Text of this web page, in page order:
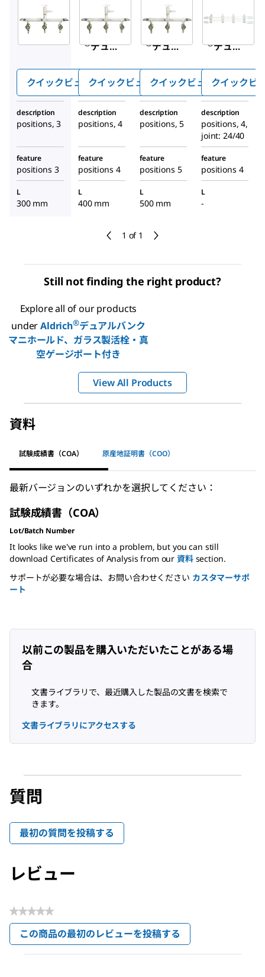
1 of 1
Aldrich
Z202673
Aldrich
®デュア
ホール
ド、ガ
ラス製
活栓・
真空ゲ
ージポ
ート付
クイックビュー
Aldrich
Z174432
Aldrich
®デュア
ホール
ド、ガ
ラス製
活栓・
真空ゲ
ージポ
ート付
クイックビュー
Z243566
®デュア
ホール
ド、ガ
ラス製
活栓・
真空ゲ
ージポ
ート付
クイックビュークイックビ
description
positions, 3
description
positions, 4
description
positions, 5
description
positions, 4,
joint: 24/40
feature
positions 3
feature
positions 4
feature
positions 5
feature
positions 4
L
300 mm
L
400 mm
L
500 mm
L
-
Still not finding the right product?
Explore all of our products
underAldrich®デュアルバンク
マニホールド、ガラス製活栓・真
空ゲージポート付き
View All Products
資料
試験成績書（COA） 原産地証明書（COO）
最新バージョンのいずれかを選択してください：
試験成績書（COA）
Lot/Batch Number
It looks like we've run into a problem, but you can still
download Certificates of Analysis from our 資料section.
サポートが必要な場合は、お問い合わせください カスタマーサポ
ート
以前この製品を購入いただいたことがある場
合
文書ライブラリで、最近購入した製品の文書を検索で
きます。
文書ライブラリにアクセスする
質問
最初の質問を投稿する
レビュー
★★★★★
評
値
この商品の最初のレビューを投稿する
.
こ